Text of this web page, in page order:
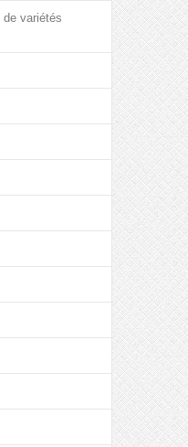
variétés